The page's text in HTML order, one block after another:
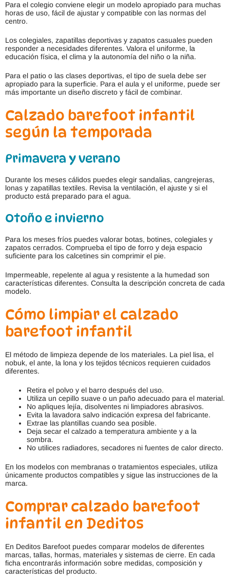
Para el colegio conviene elegir un modelo apropiado para muchas
horas de uso, fácil de ajustar y compatible con las normas del
centro.
Los colegiales, zapatillas deportivas y zapatos casuales pueden
responder a necesidades diferentes. Valora el uniforme, la
educación física, el clima y la autonomía del niño o la niña.
Para el patio o las clases deportivas, el tipo de suela debe ser
apropiado para la superficie. Para el aula y el uniforme, puede ser
más importante un diseño discreto y fácil de combinar.
Calzado barefoot infantil
según la temporada
Primavera y verano
Durante los meses cálidos puedes elegir sandalias, cangrejeras,
lonas y zapatillas textiles. Revisa la ventilación, el ajuste y si el
producto está preparado para el agua.
Otoño e invierno
Para los meses fríos puedes valorar botas, botines, colegiales y
zapatos cerrados. Comprueba el tipo de forro y deja espacio
suficiente para los calcetines sin comprimir el pie.
Impermeable, repelente al agua y resistente a la humedad son
características diferentes. Consulta la descripción concreta de cada
modelo.
Cómo limpiar el calzado
barefoot infantil
El método de limpieza depende de los materiales. La piel lisa, el
nobuk, el ante, la lona y los tejidos técnicos requieren cuidados
diferentes.
Retira el polvo y el barro después del uso.
Utiliza un cepillo suave o un paño adecuado para el material.
No apliques lejía, disolventes ni limpiadores abrasivos.
Evita la lavadora salvo indicación expresa del fabricante.
Extrae las plantillas cuando sea posible.
Deja secar el calzado a temperatura ambiente y a la
sombra.
No utilices radiadores, secadores ni fuentes de calor directo.
En los modelos con membranas o tratamientos especiales, utiliza
únicamente productos compatibles y sigue las instrucciones de la
marca.
Comprar calzado barefoot
infantil en Deditos
En Deditos Barefoot puedes comparar modelos de diferentes
marcas, tallas, hormas, materiales y sistemas de cierre. En cada
ficha encontrarás información sobre medidas, composición y
características del producto.